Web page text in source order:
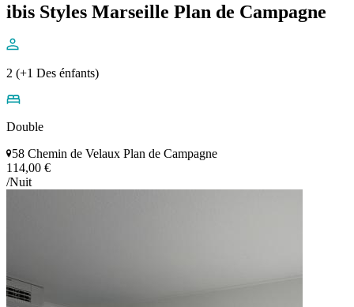
ibis Styles Marseille Plan de Campagne
2 (+1 Des énfants)
Double
58 Chemin de Velaux Plan de Campagne
114,00 €
/Nuit